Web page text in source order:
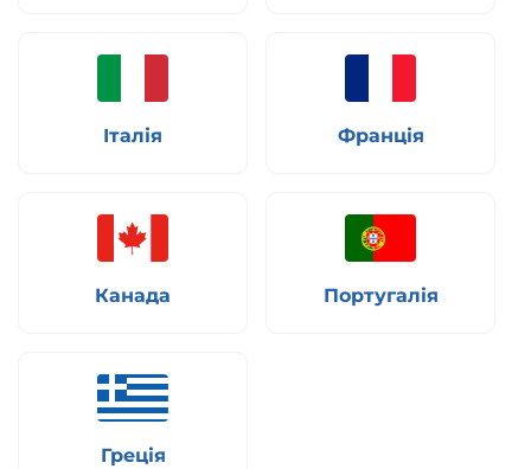
Італія Франція
Канада Португалія
Греція